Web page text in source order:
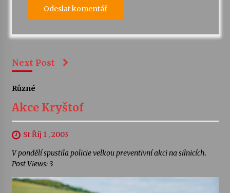
Next Post
Různé
Akce Kryštof
St Říj 1 , 2003
V pondělí spustila policie velkou preventivní akci na silnicích.
Post Views: 3